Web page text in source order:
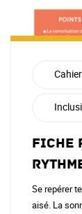
Fiche
Se repérer
aisé. La